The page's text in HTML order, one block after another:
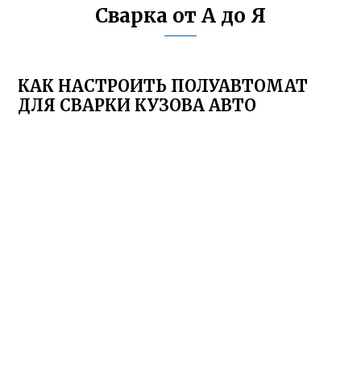
Сварка от А до Я
КАК НАСТРОИТЬ ПОЛУАВТОМАТ
ДЛЯ СВАРКИ КУЗОВА АВТО